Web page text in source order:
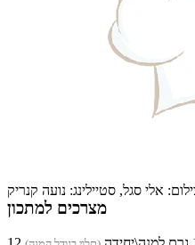
אלי סגל, סטיילינג: נועה קנריק
מצרכים למתכון